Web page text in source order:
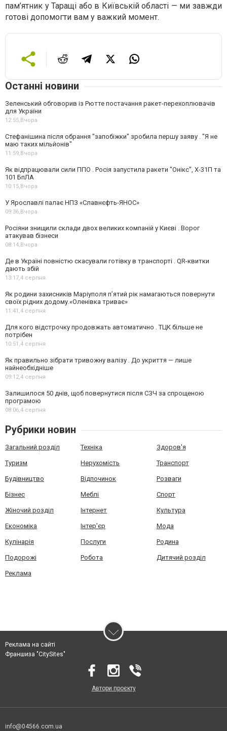
пам’ятник у Таращі або в Київській області — ми завжди
готові допомогти вам у важкий момент.
Останні новини
Зеленський обговорив із Рютте постачання ракет-перехоплювачів
для України
12:55, Вчора
Стефанішина після обрання "запобіжки" зробила першу заяву . "Я не
маю таких мільйонів"
11:59, Вчора
Як відпрацювали сили ППО . Росія запустила ракети "Онікс", Х-31П та
101 БпЛА
10:15, Вчора
У Ярославлі палає НПЗ «Славнєфть-ЯНОС»
09:36, Вчора
Росіяни знищили склади двох великих компаній у Києві . Ворог
атакував бізнеси
08:14, Вчора
Де в Україні повністю скасували готівку в транспорті . QR-квитки
дають збій
13:17, 4 серпня
Як родини захисників Маріуполя пʼятий рік намагаються повернути
своїх рідних додому.«Оленівка триває»
11:41, 4 серпня
Для кого відстрочку продовжать автоматично . ТЦК більше не
потрібен
10:51, 4 серпня
Як правильно зібрати тривожну валізу . До укриття — лише
найнеобхідніше
09:12, 4 серпня
Залишилося 50 днів, щоб повернутися після СЗЧ за спрощеною
програмою
08:06, 4 серпня
Рубрики новин
Загальний розділ Техніка Здоров'я
Туризм Нерухомість Транспорт
Будівництво Відпочинок Розваги
Бізнес Меблі Спорт
Жіночий розділ Інтернет Культура
Економіка Інтер'єр Мода
Кулінарія Послуги Родина
Подорожі Робота Дитячий розділ
Реклама
Реклама на сайті
Франшиза "CitySites"
Автори проєкту
info@04566.com.ua